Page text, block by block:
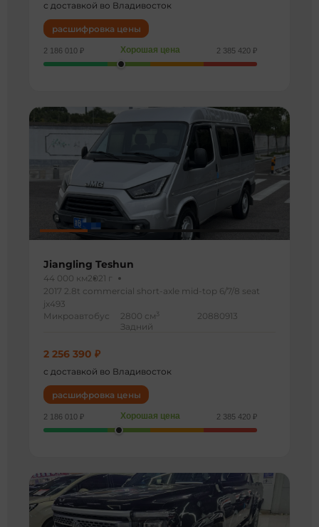
с доставкой во Владивосток
расшифровка цены
2 186 010 ₽ Хорошая цена 2 385 420 ₽
Jiangling Teshun
44 000 км2021 г
2017 2.8t commercial short-axle mid-top 6/7/8 seat
jx493
Микроавтобус
2800 см 3
Задний
20880913
2 256 390 ₽
с доставкой во Владивосток
расшифровка цены
2 186 010 ₽ Хорошая цена 2 385 420 ₽